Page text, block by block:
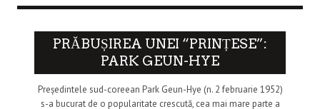
PRĂBUȘIREA UNEI “PRINȚESE”:
PARK GEUN-HYE
Președintele sud-coreean Park Geun-Hye (n. 2 februarie 1952)
s-a bucurat de o popularitate crescută, cea mai mare parte a